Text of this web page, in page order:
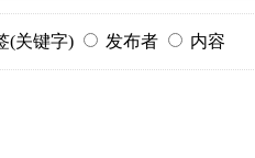
(关键字) 发布者 内容